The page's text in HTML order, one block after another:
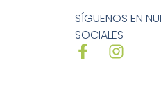
SÍGUENOS EN
SOCIALES